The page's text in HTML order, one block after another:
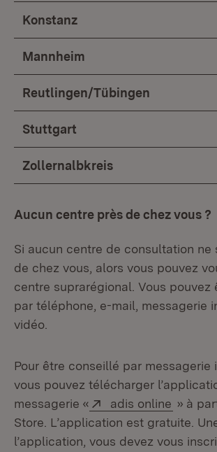
Konstanz
Mannheim
Reutlingen/Tübingen
Stuttgart
Zollernalbkreis
Aucun centre près de chez vous ?
Si aucun centre de consultation ne
de chez vous, alors vous pouvez
centre suprarégional. Vous pouvez
par téléphone, e-mail, messagerie
vidéo.
Pour être conseillé par messagerie
vous pouvez télécharger
messagerie «
Extern:
adis online » à
Store. L’application est gratuite.
l’application, vous devez vous